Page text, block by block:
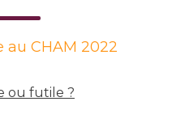
au CHAM 2022
ou futile ?